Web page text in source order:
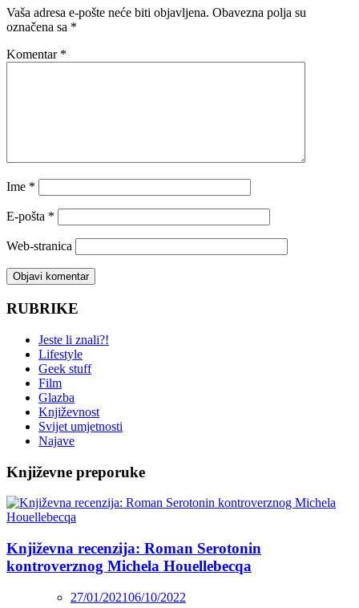
Vaša adresa e-pošte neće biti objavljena. Obavezna polja su
označena sa *
Komentar *
Ime *
E-pošta *
Web-stranica
RUBRIKE
Jeste li znali?!
Lifestyle
Geek stuff
Film
Glazba
Književnost
Svijet umjetnosti
Najave
Književne preporuke
Književna recenzija: Roman Serotonin
kontroverznog Michela Houellebecqa
27/01/202106/10/2022